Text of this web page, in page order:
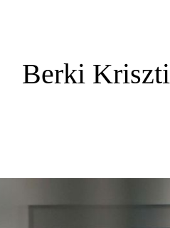
Berki